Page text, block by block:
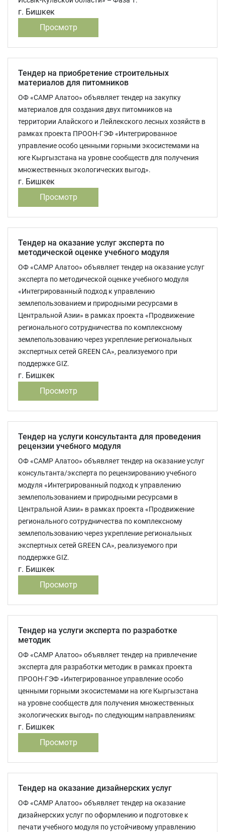
г. Бишкек
Просмотр
Тендер на приобретение строительных
материалов для питомников
ОФ «САМР Алатоо» объявляет тендер на закупку
материалов для создания двух питомников на
территории Алайского и Лейлекского лесных хозяйств в
рамках проекта ПРООН-ГЭФ «Интегрированное
управление особо ценными горными экосистемами на
юге Кыргызстана на уровне сообществ для получения
множественных экологических выгод».
г. Бишкек
Просмотр
Тендер на оказание услуг эксперта по
методической оценке учебного модуля
ОФ «САМР Алатоо» объявляет тендер на оказание услуг
эксперта по методической оценке учебного модуля
«Интегрированный подход к управлению
землепользованием и природными ресурсами в
Центральной Азии» в рамках проекта «Продвижение
регионального сотрудничества по комплексному
землепользованию через укрепление региональных
экспертных сетей GREEN CA», реализуемого при
поддержке GIZ.
г. Бишкек
Просмотр
Тендер на услуги консультанта для проведения
рецензии учебного модуля
ОФ «САМР Алатоо» объявляет тендер на оказание услуг
консультанта/эксперта по рецензированию учебного
модуля «Интегрированный подход к управлению
землепользованием и природными ресурсами в
Центральной Азии» в рамках проекта «Продвижение
регионального сотрудничества по комплексному
землепользованию через укрепление региональных
экспертных сетей GREEN CA», реализуемого при
поддержке GIZ.
г. Бишкек
Просмотр
Тендер на услуги эксперта по разработке
методик
ОФ «САМР Алатоо» объявляет тендер на привлечение
эксперта для разработки методик в рамках проекта
ПРООН-ГЭФ «Интегрированное управление особо
ценными горными экосистемами на юге Кыргызстана
на уровне сообществ для получения множественных
экологических выгод» по следующим направлениям:
г. Бишкек
Просмотр
Тендер на оказание дизайнерских услуг
ОФ «САМР Алатоо» объявляет тендер на оказание
дизайнерских услуг по оформлению и подготовке к
печати учебного модуля по устойчивому управлению